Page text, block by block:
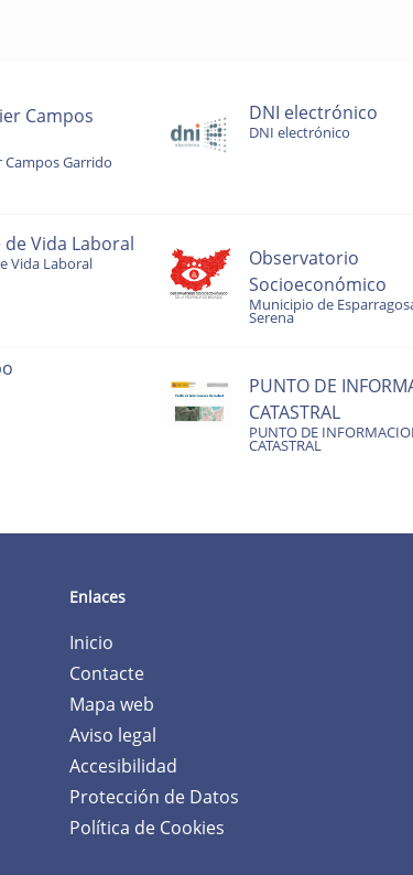
Campos
Campos Garrido
DNI electrónico
DNI electrónico
Vida Laboral
Vida Laboral
Observatorio
Socioeconómico
Municipio de
Serena
PUNTO DE
CATASTRAL
PUNTO DE
CATASTRAL
Enlaces
Inicio
Contacte
Mapa web
Aviso legal
Accesibilidad
Protección de Datos
Política de Cookies